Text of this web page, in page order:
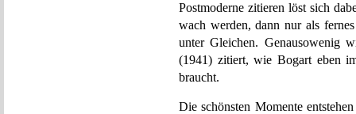
Postmoderne zitieren löst sich
wach werden, dann nur als
unter Gleichen. Genausowenig
(1941) zitiert, wie Bogart eben
braucht.
Die schönsten Momente